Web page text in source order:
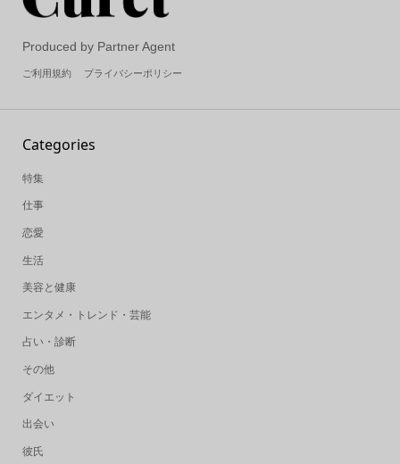
Produced by Partner Agent
ご利用規約 プライバシーポリシー
Categories
特集
仕事
恋愛
生活
美容と健康
エンタメ・トレンド・芸能
占い・診断
その他
ダイエット
出会い
彼氏